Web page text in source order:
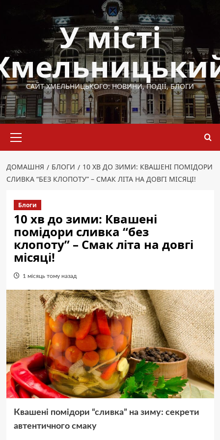
У місті
САЙТ ХМЕЛЬНИЦЬКОГО: НОВИНИ, ПОДІЇ, БЛОГИ
меню
ДОМАШНЯ БЛОГИ
10 ХВ ДО ЗИМИ: КВАШЕНІ ПОМІДОРИ
СЛИВКА “БЕЗ КЛОПОТУ” – СМАК ЛІТА НА ДОВГІ МІСЯЦІ!
Блоги
10 хв до зими: Квашені
помідори сливка “без
клопоту” – Смак літа на довгі
місяці!
1 місяць тому назад
Квашені помідори “сливка” на зиму: секрети
автентичного смаку